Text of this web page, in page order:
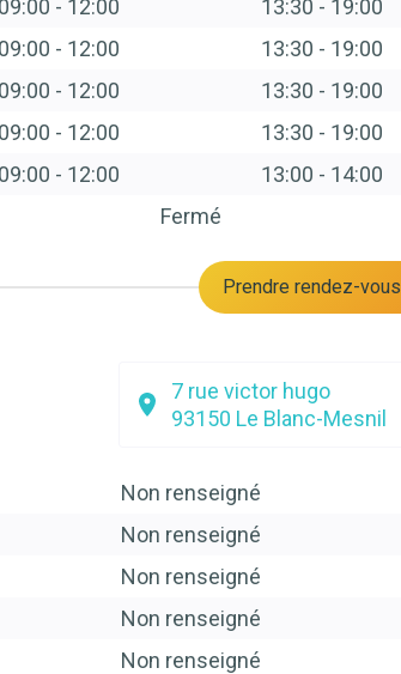
09:00 - 12:00 13:30 - 19:00
09:00 - 12:00 13:30 - 19:00
09:00 - 12:00 13:30 - 19:00
09:00 - 12:00 13:30 - 19:00
09:00 - 12:00 13:00 - 14:00
Fermé
Prendre rendez-vous
7 rue victor hugo
93150 Le Blanc-Mesnil
Non renseigné
Non renseigné
Non renseigné
Non renseigné
Non renseigné